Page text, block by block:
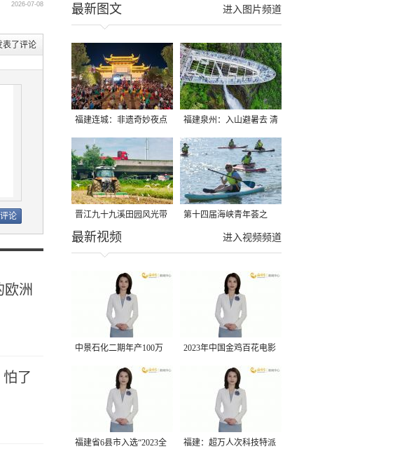
2026-07-08
表了评论
欧洲
了
进入图片频道
最新图文
福建连城：非遗奇妙夜点
亮夏夜
福建泉州：入山避暑去 清
凉好惬意
晋江九十九溪田园风光带
千亩早稻迎来成熟收割季
第十四届海峡青年荟之
2026榕台青年大学生水上
进入视频频道
最新视频
中景石化二期年产100万
吨丙烷脱氢项目建成中交
2023年中国金鸡百花电影
节有福电影巡展31日启动
福建省6县市入选“2023全 福建：超万人次科技特派